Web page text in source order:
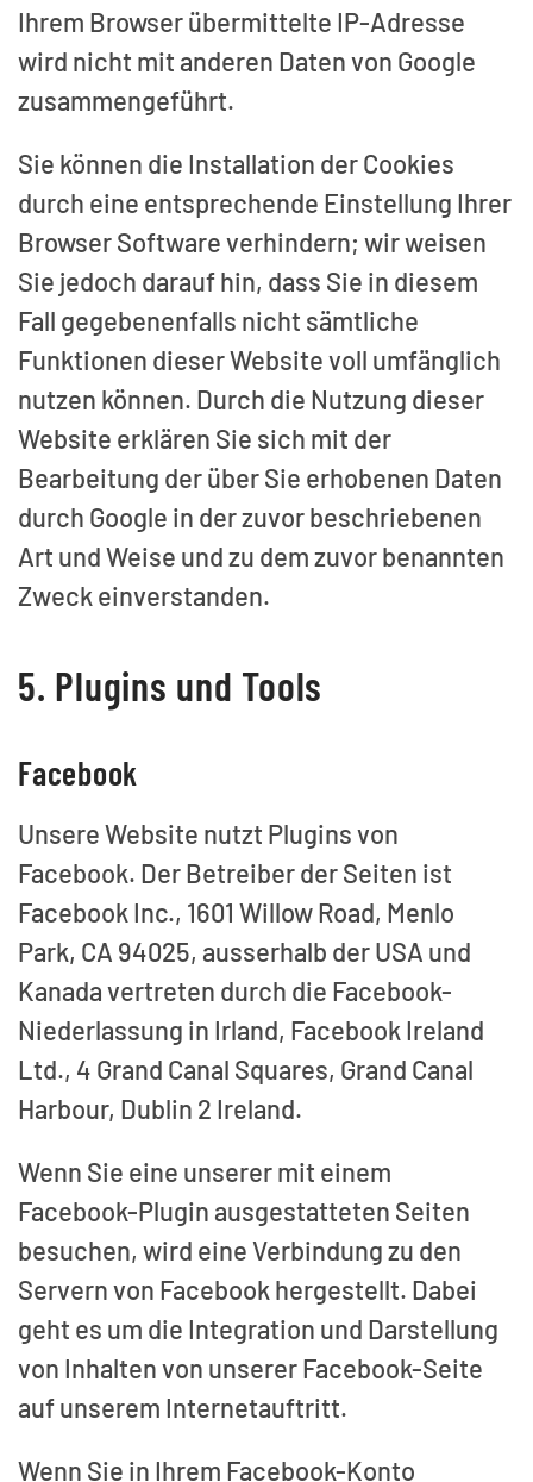
Ihrem Browser übermittelte IP-Adresse
wird nicht mit anderen Daten von Google
zusammengeführt.
Sie können die Installation der Cookies
durch eine entsprechende Einstellung Ihrer
Browser Software verhindern; wir weisen
Sie jedoch darauf hin, dass Sie in diesem
Fall gegebenenfalls nicht sämtliche
Funktionen dieser Website voll umfänglich
nutzen können. Durch die Nutzung dieser
Website erklären Sie sich mit der
Bearbeitung der über Sie erhobenen Daten
durch Google in der zuvor beschriebenen
Art und Weise und zu dem zuvor benannten
Zweck einverstanden.
5. Plugins und Tools
Facebook
Unsere Website nutzt Plugins von
Facebook. Der Betreiber der Seiten ist
Facebook Inc., 1601 Willow Road, Menlo
Park, CA 94025, ausserhalb der USA und
Kanada vertreten durch die Facebook-
Niederlassung in Irland, Facebook Ireland
Ltd., 4 Grand Canal Squares, Grand Canal
Harbour, Dublin 2 Ireland.
Wenn Sie eine unserer mit einem
Facebook-Plugin ausgestatteten Seiten
besuchen, wird eine Verbindung zu den
Servern von Facebook hergestellt. Dabei
geht es um die Integration und Darstellung
von Inhalten von unserer Facebook-Seite
auf unserem Internetauftritt.
Wenn Sie in Ihrem Facebook-Konto